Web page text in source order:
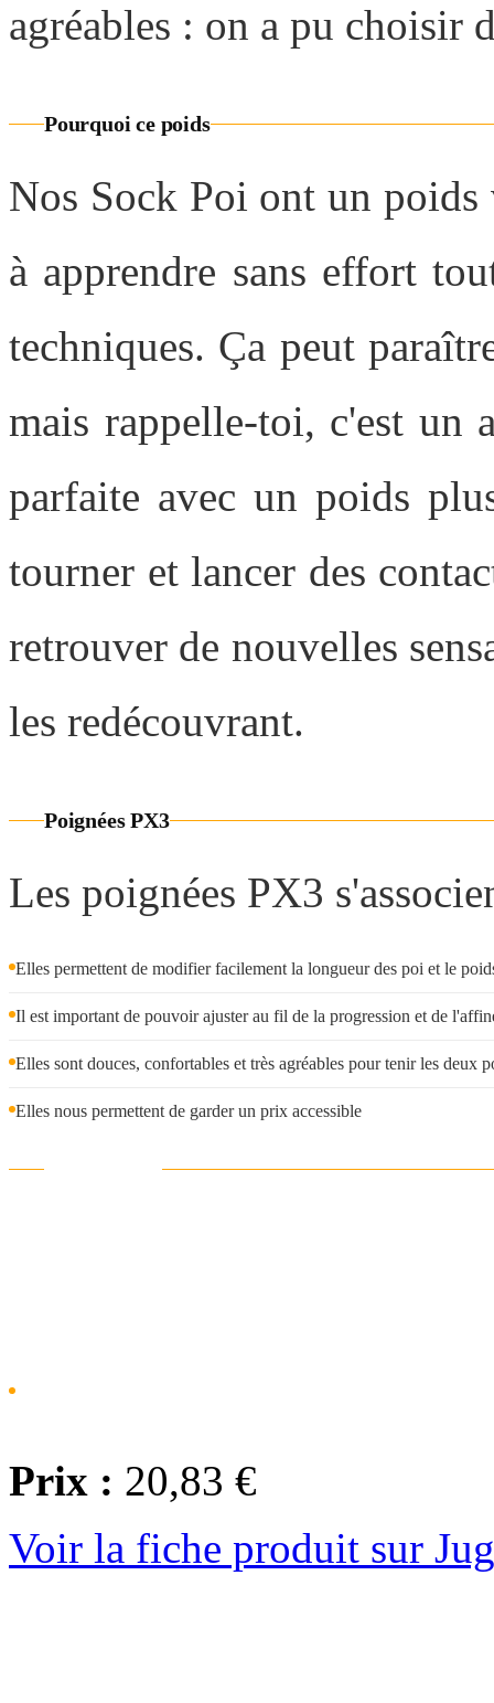
agréables : on a pu choisir
Pourquoi ce poids
Nos Sock Poi ont un
à apprendre sans effort
techniques. Ça peut
mais rappelle-toi, c'est un
parfaite avec un poids
tourner et lancer des
retrouver de nouvelles
les redécouvrant.
Poignées PX3
Les poignées PX3
Elles permettent de modifier facilement la longueur des poi et le
Il est important de pouvoir ajuster au fil de la progression et de
Elles sont douces, confortables et très agréables pour tenir les deux
Elles nous permettent de garder un prix accessible
Tarif de gros
Prix : 20,83 €
Voir la fiche produit sur